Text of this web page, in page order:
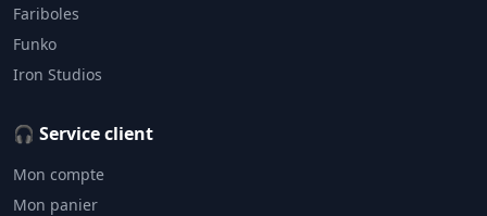
Fariboles
Funko
Iron Studios
🎧 Service client
Mon compte
Mon panier